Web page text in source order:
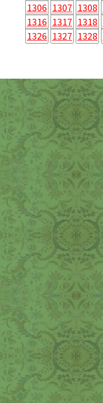
1306 1307 1308
1316 1317 1318
1326 1327 1328